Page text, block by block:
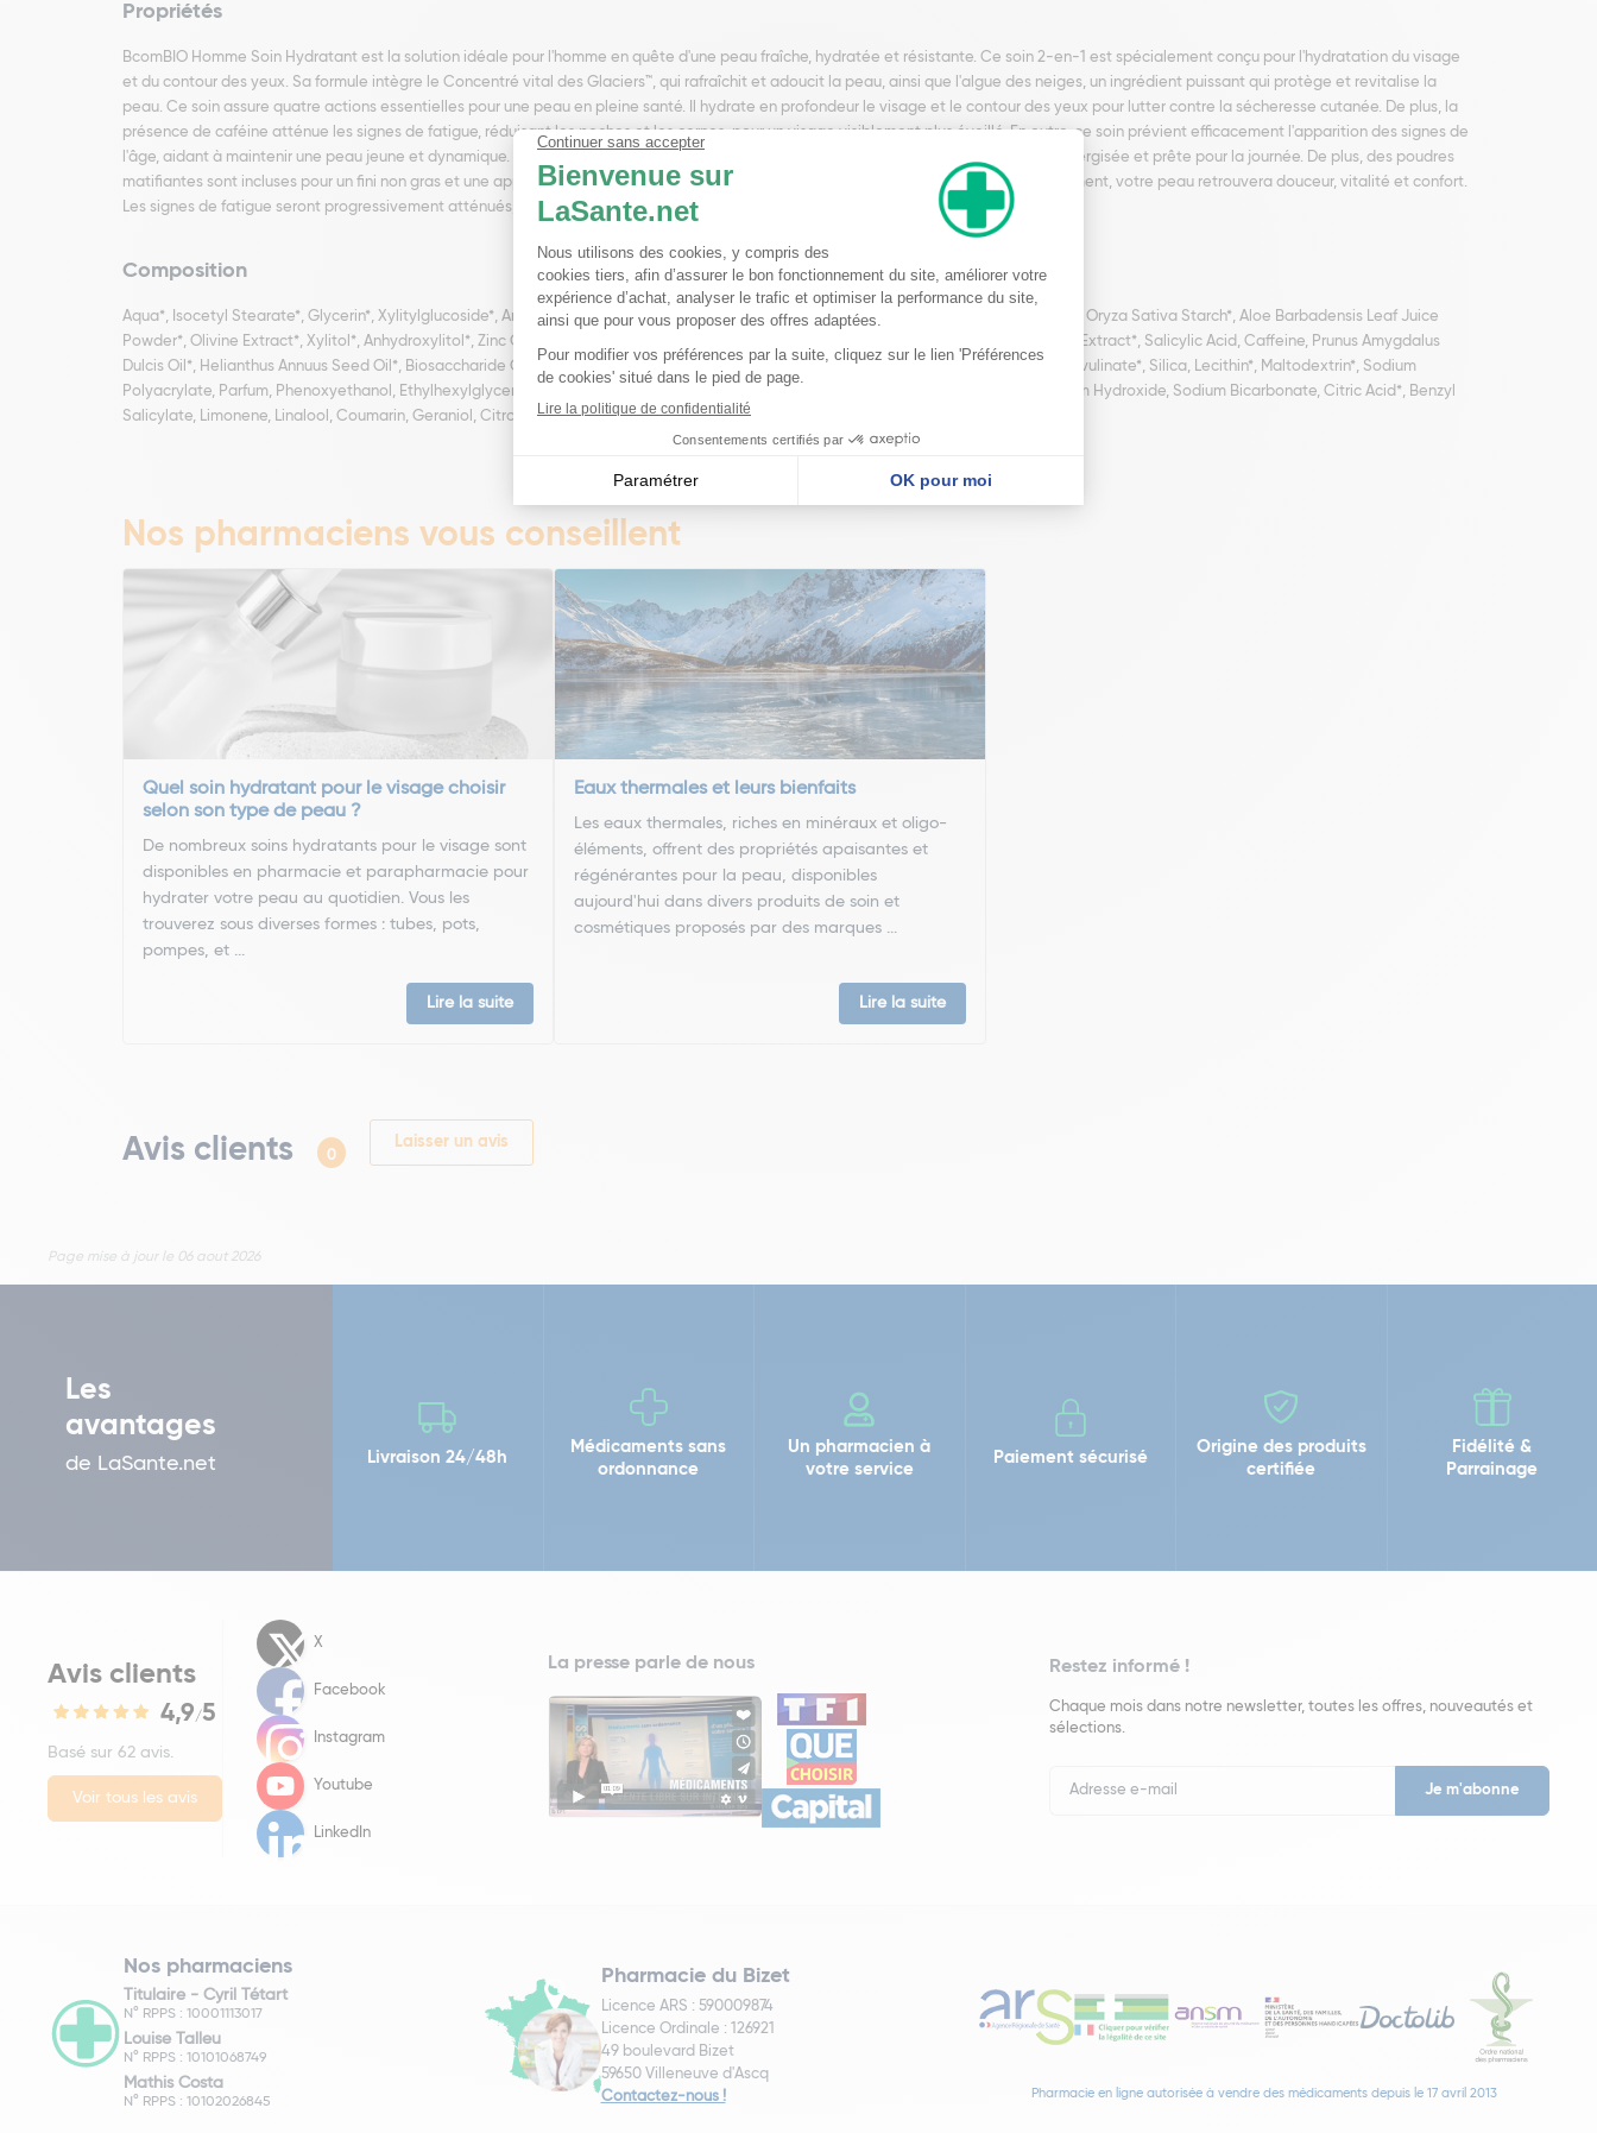
Propriétés
BcomBIO Homme Soin Hydratant est la solution idéale pour l'homme en quête d'une peau fraîche, hydratée et résistante. Ce soin 2-en-1 est spécialement conçu pour l'hydratation du visage
et du contour des yeux. Sa formule intègre le Concentré vital des Glaciers™, qui rafraîchit et adoucit la peau, ainsi que l'algue des neiges, un ingrédient puissant qui protège et revitalise la
peau. Ce soin assure quatre actions essentielles pour une peau en pleine santé. Il hydrate en profondeur le visage et le contour des yeux pour lutter contre la sécheresse cutanée. De plus, la
présence de caféine atténue les signes de fatigue, réduisant les poches et les cernes, pour un visage visiblement plus éveillé. En outre, ce soin prévient efficacement l'apparition des signes de
l'âge, aidant à maintenir une peau jeune et dynamique. Sa texture gel-crème vivifiante rafraîchit instantanément la peau, la laissant énergisée et prête pour la journée. De plus, des poudres
matifiantes sont incluses pour un fini non gras et une apparence mate, éliminant toute sensation d'excès de sébum. Utilisé quotidiennement, votre peau retrouvera douceur, vitalité et confort.
Les signes de fatigue seront progressivement atténués, et votre peau deviendra plus résistante et revitalisée jour après jour.
Composition
Aqua*, Isocetyl Stearate*, Glycerin*, Xylitylglucoside*, Ammonium Acryloyldimethyltaurate/VP Copolymer, Butyrospermum Parkii Butter*, Oryza Sativa Starch*, Aloe Barbadensis Leaf Juice
Powder*, Olivine Extract*, Xylitol*, Anhydroxylitol*, Zinc Gluconate*, Magnesium Aspartate*, Copper Gluconate*, Coenochloris Signiensis Extract*, Salicylic Acid, Caffeine, Prunus Amygdalus
Dulcis Oil*, Helianthus Annuus Seed Oil*, Biosaccharide Gum-1*, Tocopherol*, Glucose*, Glyceryl Caprylate*, Menthyl Lactate*, Sodium Levulinate*, Silica, Lecithin*, Maltodextrin*, Sodium
Polyacrylate, Parfum, Phenoxyethanol, Ethylhexylglycerin, Sodium Metabisulfite, Sodium Benzoate, Sodium Anisate*, Phytic Acid*, Sodium Hydroxide, Sodium Bicarbonate, Citric Acid*, Benzyl
Salicylate, Limonene, Linalool, Coumarin, Geraniol, Citronellol, CI 42090.*Ingrédients d'origine naturelle.
Nos pharmaciens vous conseillent
Quel soin hydratant pour le visage choisir
selon son type de peau ?
De nombreux soins hydratants pour le visage sont
disponibles en pharmacie et parapharmacie pour
hydrater votre peau au quotidien. Vous les
trouverez sous diverses formes : tubes, pots,
pompes, et ...
Lire la suite
Eaux thermales et leurs bienfaits
Les eaux thermales, riches en minéraux et oligo-
éléments, offrent des propriétés apaisantes et
régénérantes pour la peau, disponibles
aujourd'hui dans divers produits de soin et
cosmétiques proposés par des marques ...
Lire la suite
Avis clients 0
Laisser un avis
Page mise à jour le 06 aout 2026
Les
avantages
de LaSante.net Livraison 24/48h
Médicaments sans
ordonnance
Un pharmacien à
votre service
Paiement sécurisé
Origine des produits
certifiée
Fidélité &
Parrainage
Avis clients
4,9/5
Basé sur 62 avis.
Voir tous les avis
X
Facebook
Instagram
Youtube
LinkedIn
La presse parle de nous Restez informé !
Chaque mois dans notre newsletter, toutes les offres, nouveautés et
sélections.
Newsletter
Nos pharmaciens
Titulaire - Cyril Tétart
N° RPPS : 10001113017
Louise Talleu
N° RPPS : 10101068749
Mathis Costa
N° RPPS : 10102026845
Pharmacie du Bizet
Licence ARS : 590009874
Licence Ordinale : 126921
49 boulevard Bizet
59650 Villeneuve d'Ascq
Contactez-nous !
Pharmacie en ligne autorisée à vendre des médicaments depuis le 17 avril 2013